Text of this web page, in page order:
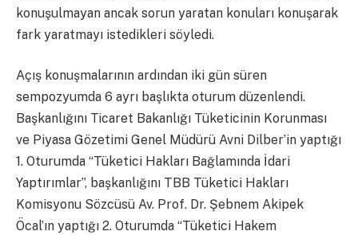
konuşulmayan ancak sorun yaratan konuları konuşarak
fark yaratmayı istedikleri söyledi.
Açış konuşmalarının ardından iki gün süren
sempozyumda 6 ayrı başlıkta oturum düzenlendi.
Başkanlığını Ticaret Bakanlığı Tüketicinin Korunması
ve Piyasa Gözetimi Genel Müdürü Avni Dilber’in yaptığı
1. Oturumda “Tüketici Hakları Bağlamında İdari
Yaptırımlar”, başkanlığını TBB Tüketici Hakları
Komisyonu Sözcüsü Av. Prof. Dr. Şebnem Akipek
Öcal’ın yaptığı 2. Oturumda “Tüketici Hakem